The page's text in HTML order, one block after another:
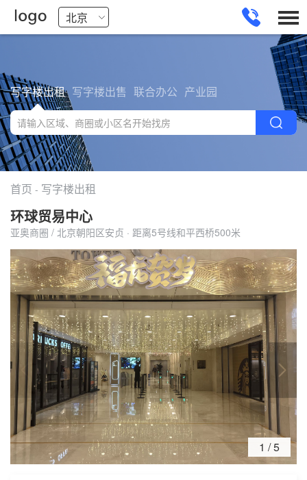
写字楼出租 写字楼出售 联合办公 产业园
首页 - 写字楼出租
环球贸易中心
亚奥商圈 / 北京朝阳区安贞 · 距离5号线和平西桥500米
1 /5